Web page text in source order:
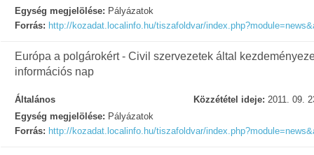
Egység megjelölése: Pályázatok
Forrás: http://kozadat.localinfo.hu/tiszafoldvar/
Európa a polgárokért - Civil szervezetek által
információs nap
Általános Közzététel ideje: 2011. 09.
Egység megjelölése: Pályázatok
Forrás: http://kozadat.localinfo.hu/tiszafoldvar/